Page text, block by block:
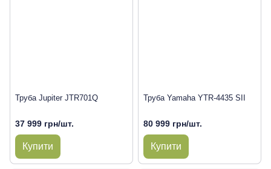
Труба Jupiter JTR701Q
37 999 грн/шт.
Купити
Труба Yamaha YTR-4435 SII
80 999 грн/шт.
Купити